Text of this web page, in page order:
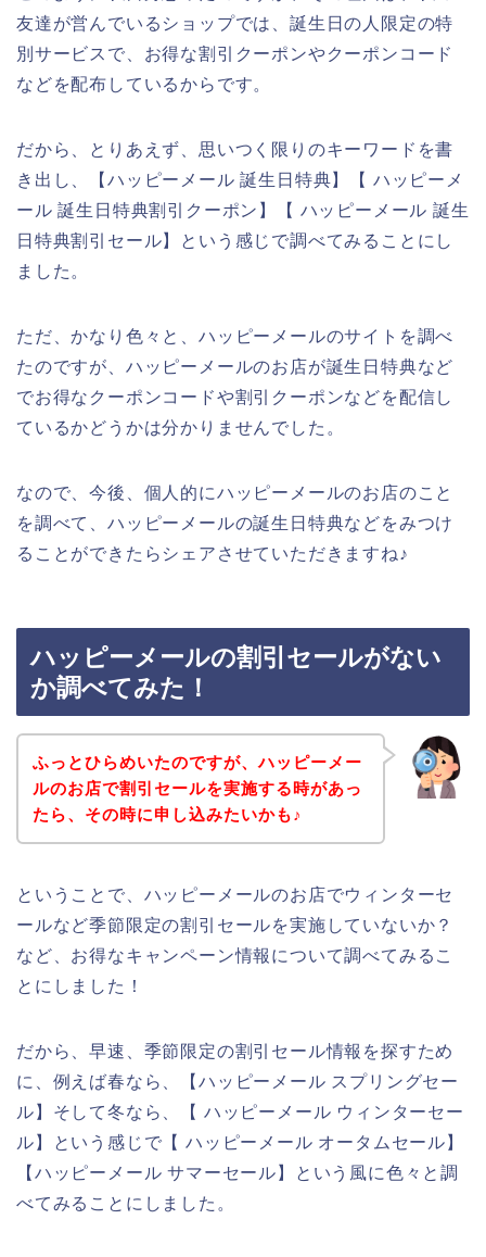
友達が営んでいるショップでは、誕生日の人限定の特
別サービスで、お得な割引クーポンやクーポンコード
などを配布しているからです。
だから、とりあえず、思いつく限りのキーワードを書
き出し、【ハッピーメール 誕生日特典】【 ハッピーメ
ール 誕生日特典割引クーポン】【 ハッピーメール 誕生
日特典割引セール】という感じで調べてみることにし
ました。
ただ、かなり色々と、ハッピーメールのサイトを調べ
たのですが、ハッピーメールのお店が誕生日特典など
でお得なクーポンコードや割引クーポンなどを配信し
ているかどうかは分かりませんでした。
なので、今後、個人的にハッピーメールのお店のこと
を調べて、ハッピーメールの誕生日特典などをみつけ
ることができたらシェアさせていただきますね♪
ハッピーメールの割引セールがない
か調べてみた！
ふっとひらめいたのですが、ハッピーメー
ルのお店で割引セールを実施する時があっ
たら、その時に申し込みたいかも♪
ということで、ハッピーメールのお店でウィンターセ
ールなど季節限定の割引セールを実施していないか？
など、お得なキャンペーン情報について調べてみるこ
とにしました！
だから、早速、季節限定の割引セール情報を探すため
に、例えば春なら、【ハッピーメール スプリングセー
ル】そして冬なら、【 ハッピーメール ウィンターセー
ル】という感じで【 ハッピーメール オータムセール】
【ハッピーメール サマーセール】という風に色々と調
べてみることにしました。